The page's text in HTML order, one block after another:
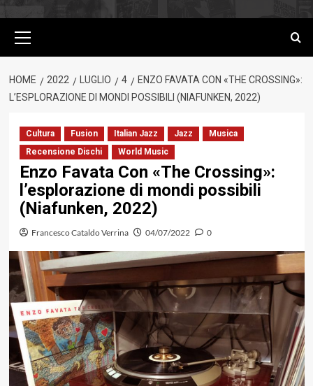
principale
HOME 2022 LUGLIO 4
ENZO FAVATA CON «THE CROSSING»:
L’ESPLORAZIONE DI MONDI POSSIBILI (NIAFUNKEN, 2022)
Cultura Fusion Italian Jazz Jazz
Musica
Recensione Dischi
World Music
Enzo Favata Con «The Crossing»:
l’esplorazione di mondi possibili
(Niafunken, 2022)
Francesco Cataldo Verrina 04/07/2022 0